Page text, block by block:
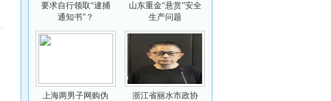
要求自行领取“逮捕
通知书”？
山东重金“悬赏”安全
生产问题
上海两男子网购伪
浙江省丽水市政协